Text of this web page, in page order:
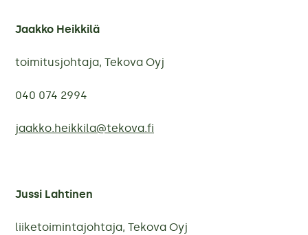
Jaakko Heikkilä
toimitusjohtaja, Tekova Oyj
040 074 2994
jaakko.heikkila@tekova.fi
Jussi Lahtinen
liiketoimintajohtaja, Tekova Oyj